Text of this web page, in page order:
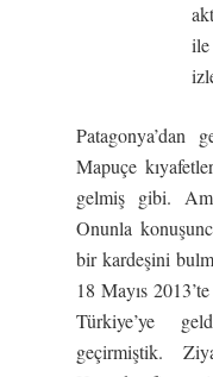
Patagonya’dan
Mapuçe
gelmiş gibi.
Onunla
bir kardeşini
18 Mayıs
Türkiye’ye
geçirmiştik.